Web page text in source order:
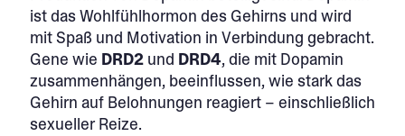
ist das Wohlfühlhormon des Gehirns und wird
mit Spaß und Motivation in Verbindung gebracht.
Gene wie DRD2 und DRD4, die mit Dopamin
zusammenhängen, beeinflussen, wie stark das
Gehirn auf Belohnungen reagiert – einschließlich
sexueller Reize.